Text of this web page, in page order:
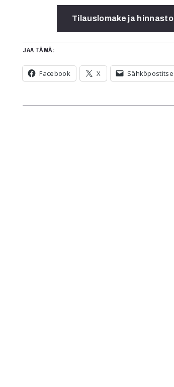
Tilauslomake ja hinnasto
JAA TÄMÄ:
Facebook X Sähköpostitse